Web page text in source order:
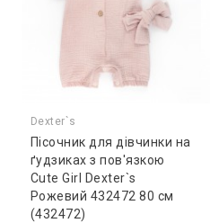
Dexter`s
Пісочник для дівчинки на
ґудзиках з пов'язкою
Cute Girl Dexter`s
Рожевий 432472 80 см
(432472)